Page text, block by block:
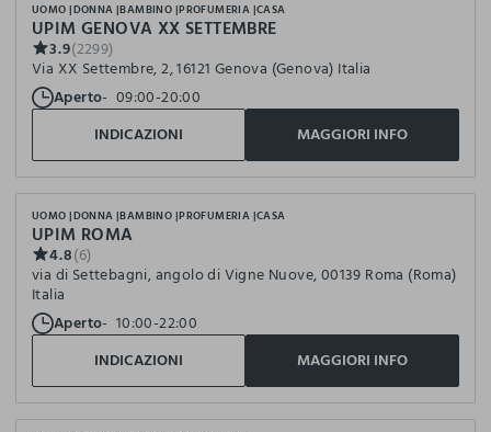
UOMO DONNA BAMBINO PROFUMERIA CASA
UPIM GENOVA XX SETTEMBRE
3.9(2299)
Via XX Settembre, 2, 16121 Genova (Genova) Italia
Aperto 09:00-20:00
INDICAZIONI
MAGGIORI INFO
UOMO DONNA BAMBINO PROFUMERIA CASA
UPIM ROMA
4.8(6)
via di Settebagni, angolo di Vigne Nuove, 00139 Roma (Roma)
Italia
Aperto 10:00-22:00
INDICAZIONI
MAGGIORI INFO